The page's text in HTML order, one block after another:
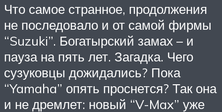
Что самое странное, продолжения
не последовало и от самой фирмы
“Suzuki”. Богатырский замах – и
пауза на пять лет. Загадка. Чего
сузуковцы дожидались? Пока
“Yamaha” опять проснется? Так она
и не дремлет: новый “V-Max” уже